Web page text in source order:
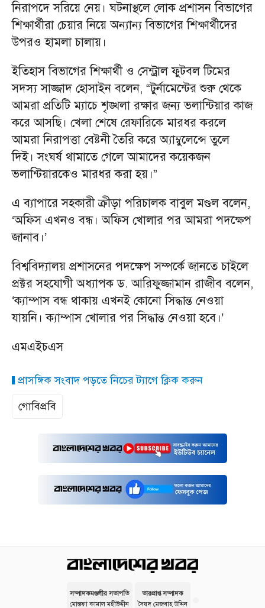
নিরাপদে সরিয়ে নেয়। ঘটনাস্থলে লোক প্রশাসন বিভাগের
শিক্ষার্থীরা চেয়ার নিয়ে অন্যান্য বিভাগের শিক্ষার্থীদের
উপরও হামলা চালায়।
ইতিহাস বিভাগের শিক্ষার্থী ও সেন্ট্রাল ফুটবল টিমের
সদস্য সাজ্জাদ হোসাইন বলেন, “টুর্নামেন্টের শুরু থেকে
আমরা প্রতিটি ম্যাচে শৃঙ্খলা রক্ষার জন্য ভলান্টিয়ার কাজ
করে আসছি। খেলা শেষে রেফারিকে মারধর করলে
আমরা নিরাপত্তা বেষ্টনী তৈরি করে অ্যাম্বুলেন্সে তুলে
দিই। সংঘর্ষ থামাতে গেলে আমাদের কয়েকজন
ভলান্টিয়ারকেও মারধর করা হয়।”
এ ব্যাপারে সহকারী ক্রীড়া পরিচালক বাবুল মণ্ডল বলেন,
‘অফিস এখনও বন্ধ। অফিস খোলার পর আমরা পদক্ষেপ
জানাব।’
বিশ্ববিদ্যালয় প্রশাসনের পদক্ষেপ সম্পর্কে জানতে চাইলে
প্রক্টর সহযোগী অধ্যাপক ড. আরিফুজ্জামান রাজীব বলেন,
‘ক্যাম্পাস বন্ধ থাকায় এখনই কোনো সিদ্ধান্ত নেওয়া
যায়নি। ক্যাম্পাস খোলার পর সিদ্ধান্ত নেওয়া হবে।’
এমএইচএস
প্রাসঙ্গিক সংবাদ পড়তে নিচের ট্যাগে ক্লিক করুন
গোবিপ্রবি
সম্পাদকমণ্ডলীর সভাপতি
মোস্তফা কামাল মহীউদ্দীন
ভারপ্রাপ্ত সম্পাদক
সৈয়দ মেজবাহ উদ্দিন